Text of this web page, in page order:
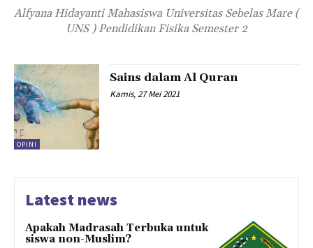
Alfyana Hidayanti Mahasiswa Universitas Sebelas Mare (
UNS ) Pendidikan Fisika Semester 2
OPINI
Sains dalam Al Quran
Kamis, 27 Mei 2021
Latest news
Apakah Madrasah Terbuka untuk
siswa non-Muslim?